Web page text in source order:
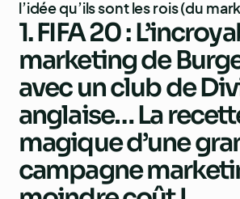
l’idée qu’ils sont les rois (du
1. FIFA 20 :
marketing de
avec un club de
anglaise… La
magique d’une
campagne